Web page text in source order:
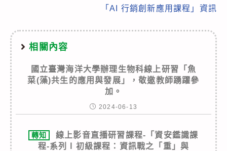
「AI 行銷創新應用課程」資訊
相關內容
國立臺灣海洋大學辦理生物科線上研習「魚
菜(藻)共生的應用與發展」，敬邀教師踴躍參
加。
2024-06-13
轉知
線上影音直播研習課程-「資安鑑識課
程-系列Ⅰ初級課程：資訊戰之「重」與